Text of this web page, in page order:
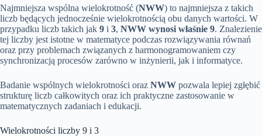
Najmniejsza wspólna wielokrotność (NWW) to najmniejsza z takich
liczb będących jednocześnie wielokrotnością obu danych wartości. W
przypadku liczb takich jak 9 i 3, NWW wynosi właśnie 9. Znalezienie
tej liczby jest istotne w matematyce podczas rozwiązywania równań
oraz przy problemach związanych z harmonogramowaniem czy
synchronizacją procesów zarówno w inżynierii, jak i informatyce.
Badanie wspólnych wielokrotności oraz NWW pozwala lepiej zgłębić
strukturę liczb całkowitych oraz ich praktyczne zastosowanie w
matematycznych zadaniach i edukacji.
Wielokrotności liczby 9 i 3